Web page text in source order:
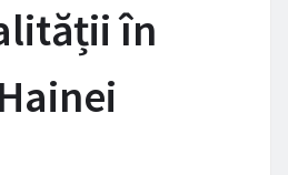
în